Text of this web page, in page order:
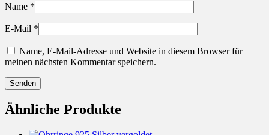
Name *
E-Mail *
Name, E-Mail-Adresse und Website in diesem Browser für
meinen nächsten Kommentar speichern.
Ähnliche Produkte